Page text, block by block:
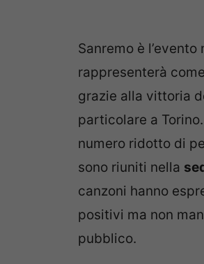
Sanremo è
rappresenterà
grazie alla vittoria
particolare a
numero ridotto di
sono riuniti nella
canzoni hanno
positivi ma non
pubblico.